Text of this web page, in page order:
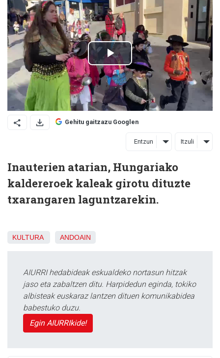
Gehitu gaitzazu Googlen
Entzun Itzuli
Inauterien atarian, Hungariako
kaldereroek kaleak girotu dituzte
txarangaren laguntzarekin.
KULTURA ANDOAIN
AIURRI hedabideak eskualdeko nortasun hitzak
jaso eta zabaltzen ditu. Harpidedun eginda, tokiko
albisteak euskaraz lantzen dituen komunikabidea
babestuko duzu.
Egin AIURRIkide!